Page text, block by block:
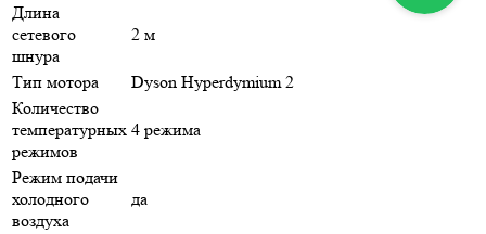
Длина
сетевого
шнура
2 м
Тип мотора
Dyson Hyperdymium 2
Количество
температурных
режимов
4 режима
Режим подачи
холодного
воздуха
да